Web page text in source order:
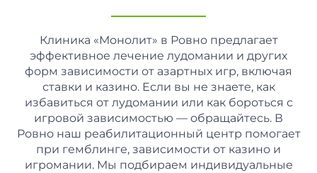
Клиника «Монолит» в Ровно предлагает
эффективное лечение лудомании и других
форм зависимости от азартных игр, включая
ставки и казино. Если вы не знаете, как
избавиться от лудомании или как бороться с
игровой зависимостью — обращайтесь. В
Ровно наш реабилитационный центр помогает
при гемблинге, зависимости от казино и
игромании. Мы подбираем индивидуальные